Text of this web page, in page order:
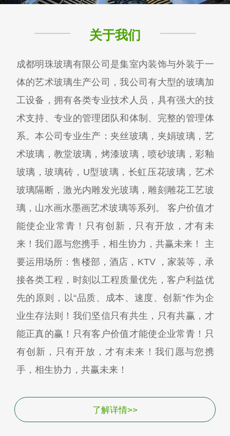
关于我们
成都明珠玻璃有限公司是集室内装饰与外装于一
体的艺术玻璃生产公司，我公司有大型的玻璃加
工设备，拥有各类专业技术人员，具有强大的技
术支持、专业的管理团队和体制、完整的管理体
系。本公司专业生产：夹丝玻璃，夹娟玻璃，艺
术玻璃，教堂玻璃，烤漆玻璃，喷砂玻璃，彩釉
玻璃，玻璃砖，U型玻璃，长虹压花玻璃，艺术
玻璃隔断，激光内雕发光玻璃，雕刻雕花工艺玻
璃，山水画水墨画艺术玻璃等系列。 客户价值才
能使企业常青！只有创新，只有开放，才有未
来！我们愿与您携手，相生协力，共赢未来！ 主
要运用场所：售楼部，酒店，KTV ，家装等，承
接各类工程，时刻以工程质量优先，客户利益优
先的原则，以“品质、成本、速度、创新”作为企
业生存法则！我们坚信只有共生，只有共赢，才
能正真的赢！只有客户价值才能使企业常青！只
有创新，只有开放，才有未来！我们愿与您携
手，相生协力，共赢未来！
了解详情>>